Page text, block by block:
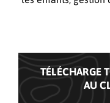
TÉLÉCHARGE
AU